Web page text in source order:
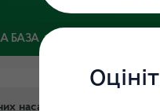
БАЗА
насаджень порушникам